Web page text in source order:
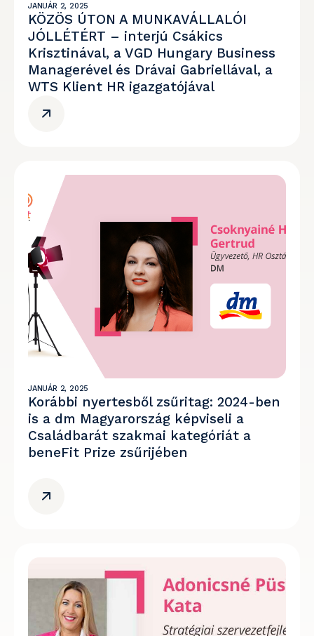
JANUÁR 2, 2025
KÖZÖS ÚTON A MUNKAVÁLLALÓI
JÓLLÉTÉRT – interjú Csákics
Krisztinával, a VGD Hungary Business
Managerével és Drávai Gabriellával, a
WTS Klient HR igazgatójával
JANUÁR 2, 2025
Korábbi nyertesből zsűritag: 2024-ben
is a dm Magyarország képviseli a
Családbarát szakmai kategóriát a
beneFit Prize zsűrijében